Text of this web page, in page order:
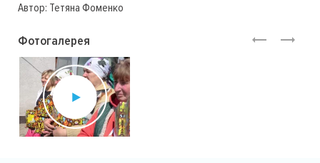
Автор: Тетяна Фоменко
Фотогалерея